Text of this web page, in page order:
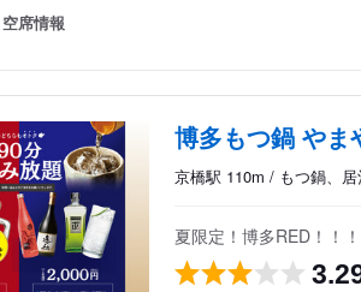
空席情報
博多もつ鍋 やま
京橋駅 110m / もつ鍋、
夏限定！博多RED！！